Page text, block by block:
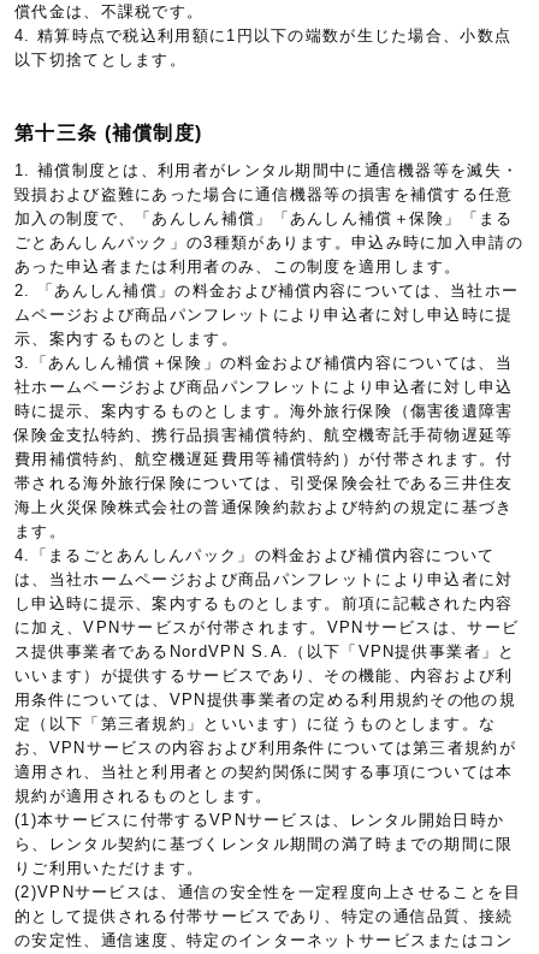
償代金は、不課税です。
4. 精算時点で税込利用額に1円以下の端数が生じた場合、小数点
以下切捨てとします。
第十三条 (補償制度)
1. 補償制度とは、利用者がレンタル期間中に通信機器等を滅失・
毀損および盗難にあった場合に通信機器等の損害を補償する任意
加入の制度で、「あんしん補償」「あんしん補償＋保険」「まる
ごとあんしんパック」の3種類があります。申込み時に加入申請の
あった申込者または利用者のみ、この制度を適用します。
2. 「あんしん補償」の料金および補償内容については、当社ホー
ムページおよび商品パンフレットにより申込者に対し申込時に提
示、案内するものとします。
3.「あんしん補償＋保険」の料金および補償内容については、当
社ホームページおよび商品パンフレットにより申込者に対し申込
時に提示、案内するものとします。海外旅行保険（傷害後遺障害
保険金支払特約、携行品損害補償特約、航空機寄託手荷物遅延等
費用補償特約、航空機遅延費用等補償特約）が付帯されます。付
帯される海外旅行保険については、引受保険会社である三井住友
海上火災保険株式会社の普通保険約款および特約の規定に基づき
ます。
4.「まるごとあんしんパック」の料金および補償内容について
は、当社ホームページおよび商品パンフレットにより申込者に対
し申込時に提示、案内するものとします。前項に記載された内容
に加え、VPNサービスが付帯されます。VPNサービスは、サービ
ス提供事業者であるNordVPN S.A.（以下「VPN提供事業者」と
いいます）が提供するサービスであり、その機能、内容および利
用条件については、VPN提供事業者の定める利用規約その他の規
定（以下「第三者規約」といいます）に従うものとします。な
お、VPNサービスの内容および利用条件については第三者規約が
適用され、当社と利用者との契約関係に関する事項については本
規約が適用されるものとします。
(1)本サービスに付帯するVPNサービスは、レンタル開始日時か
ら、レンタル契約に基づくレンタル期間の満了時までの期間に限
りご利用いただけます。
(2)VPNサービスは、通信の安全性を一定程度向上させることを目
的として提供される付帯サービスであり、特定の通信品質、接続
の安定性、通信速度、特定のインターネットサービスまたはコン